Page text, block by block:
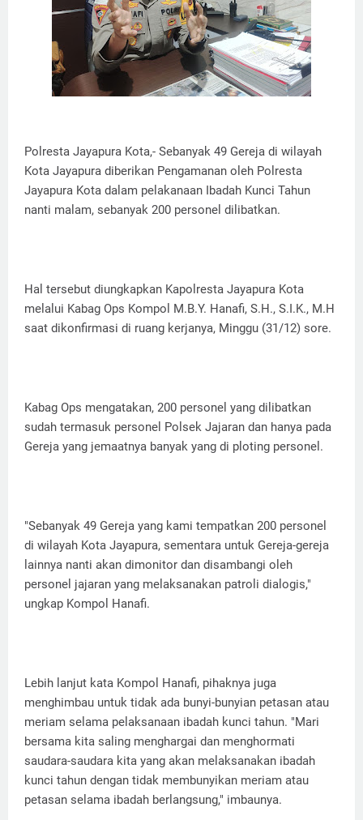
Polresta Jayapura Kota,- Sebanyak 49 Gereja di wilayah
Kota Jayapura diberikan Pengamanan oleh Polresta
Jayapura Kota dalam pelakanaan Ibadah Kunci Tahun
nanti malam, sebanyak 200 personel dilibatkan.
Hal tersebut diungkapkan Kapolresta Jayapura Kota
melalui Kabag Ops Kompol M.B.Y. Hanafi, S.H., S.I.K., M.H
saat dikonfirmasi di ruang kerjanya, Minggu (31/12) sore.
Kabag Ops mengatakan, 200 personel yang dilibatkan
sudah termasuk personel Polsek Jajaran dan hanya pada
Gereja yang jemaatnya banyak yang di ploting personel.
"Sebanyak 49 Gereja yang kami tempatkan 200 personel
di wilayah Kota Jayapura, sementara untuk Gereja-gereja
lainnya nanti akan dimonitor dan disambangi oleh
personel jajaran yang melaksanakan patroli dialogis,"
ungkap Kompol Hanafi.
Lebih lanjut kata Kompol Hanafi, pihaknya juga
menghimbau untuk tidak ada bunyi-bunyian petasan atau
meriam selama pelaksanaan ibadah kunci tahun. "Mari
bersama kita saling menghargai dan menghormati
saudara-saudara kita yang akan melaksanakan ibadah
kunci tahun dengan tidak membunyikan meriam atau
petasan selama ibadah berlangsung," imbaunya.